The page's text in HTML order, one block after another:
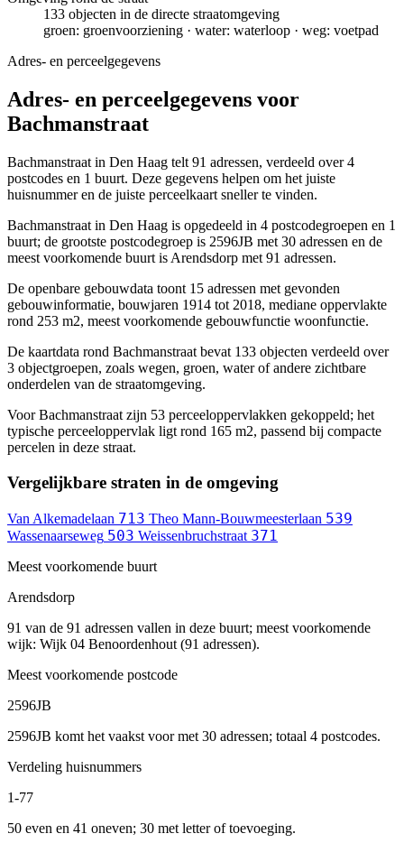
133 objecten in de directe straatomgeving
groen: groenvoorziening · water: waterloop · weg: voetpad
Adres- en perceelgegevens
Adres- en perceelgegevens voor
Bachmanstraat
Bachmanstraat in Den Haag telt 91 adressen, verdeeld over 4
postcodes en 1 buurt. Deze gegevens helpen om het juiste
huisnummer en de juiste perceelkaart sneller te vinden.
Bachmanstraat in Den Haag is opgedeeld in 4 postcodegroepen en 1
buurt; de grootste postcodegroep is 2596JB met 30 adressen en de
meest voorkomende buurt is Arendsdorp met 91 adressen.
De openbare gebouwdata toont 15 adressen met gevonden
gebouwinformatie, bouwjaren 1914 tot 2018, mediane oppervlakte
rond 253 m2, meest voorkomende gebouwfunctie woonfunctie.
De kaartdata rond Bachmanstraat bevat 133 objecten verdeeld over
3 objectgroepen, zoals wegen, groen, water of andere zichtbare
onderdelen van de straatomgeving.
Voor Bachmanstraat zijn 53 perceeloppervlakken gekoppeld; het
typische perceeloppervlak ligt rond 165 m2, passend bij compacte
percelen in deze straat.
Vergelijkbare straten in de omgeving
Van Alkemadelaan 713 Theo Mann-Bouwmeesterlaan 539
Wassenaarseweg 503 Weissenbruchstraat 371
Meest voorkomende buurt
Arendsdorp
91 van de 91 adressen vallen in deze buurt; meest voorkomende
wijk: Wijk 04 Benoordenhout (91 adressen).
Meest voorkomende postcode
2596JB
2596JB komt het vaakst voor met 30 adressen; totaal 4 postcodes.
Verdeling huisnummers
1-77
50 even en 41 oneven; 30 met letter of toevoeging.